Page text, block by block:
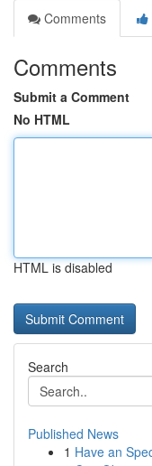
Comments
Comments
Submit a Comment
No HTML
HTML is disabled
Search
Published News
1 Have an